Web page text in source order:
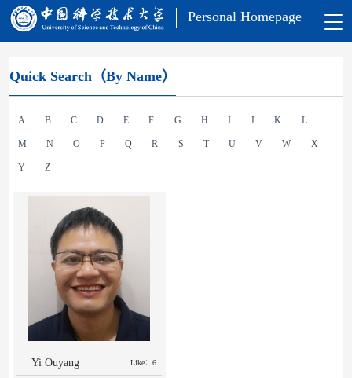
Personal Homepage
Quick Search（By Name）
A B C D E F G H I J K L
M N O P Q R S T U V W X
Y Z
Yi Ouyang Like：6